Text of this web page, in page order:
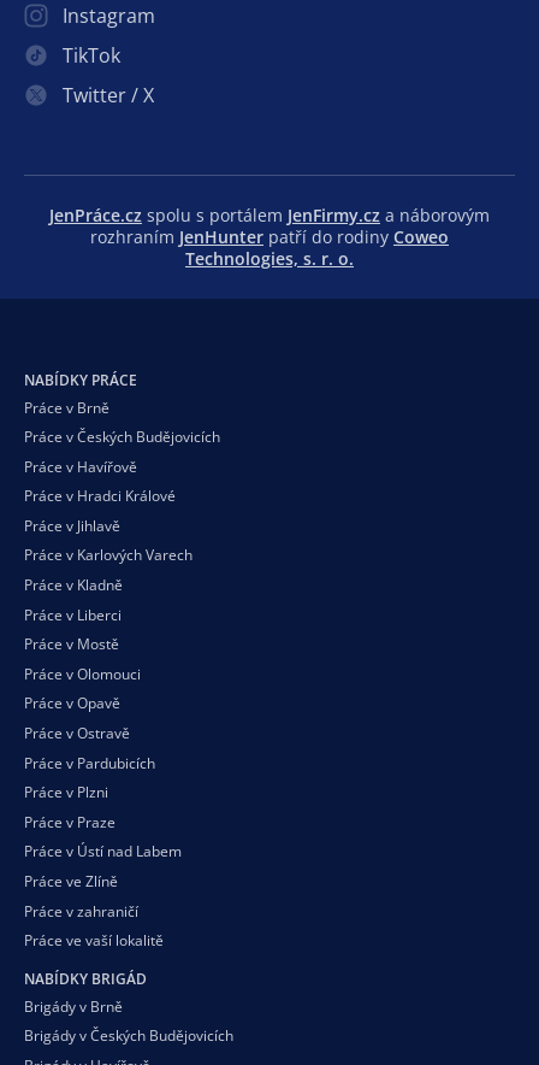
Instagram
TikTok
Twitter / X
JenPráce.cz spolu s portálem JenFirmy.cz a náborovým
rozhraním JenHunter patří do rodiny Coweo
Technologies, s. r. o.
NABÍDKY PRÁCE
Práce v Brně
Práce v Českých Budějovicích
Práce v Havířově
Práce v Hradci Králové
Práce v Jihlavě
Práce v Karlových Varech
Práce v Kladně
Práce v Liberci
Práce v Mostě
Práce v Olomouci
Práce v Opavě
Práce v Ostravě
Práce v Pardubicích
Práce v Plzni
Práce v Praze
Práce v Ústí nad Labem
Práce ve Zlíně
Práce v zahraničí
Práce ve vaší lokalitě
NABÍDKY BRIGÁD
Brigády v Brně
Brigády v Českých Budějovicích